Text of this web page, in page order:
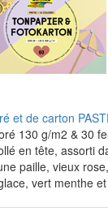
et de carton
130 g/m2 & 30
en tête, assorti
paille, vieux
vert menthe